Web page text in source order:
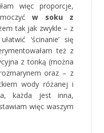
więc proporcje,
w soku z
tak jak zwykle – z
‘ścinanie’ się
też z
z tonką (można
oraz – z
wody różanej i
każda jest inna,
więc waszym